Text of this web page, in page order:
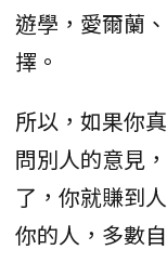
遊學，愛爾蘭
擇。
所以，如果你
問別人的意見
了，你就賺到
你的人，多數